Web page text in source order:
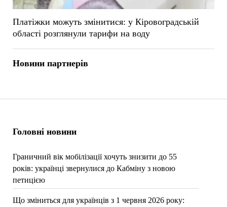
Головні новини
Граничний вік мобілізації хочуть знизити до 55
років: українці звернулися до Кабміну з новою
петицією
Що зміниться для українців з 1 червня 2026 року:
Платіжки можуть змінитися: у Кіровоградській
області розглянули тарифи на воду
Новини партнерів